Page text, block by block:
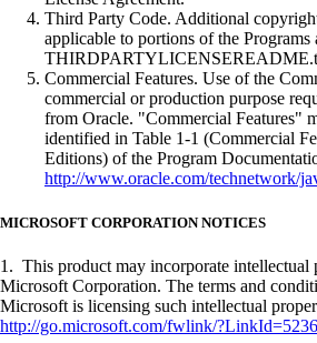
Third Party Code. Additional
applicable to portions of the Programs
Commercial Features. Use of the
commercial or production purpose
from Oracle. "Commercial Features"
identified in Table 1-1 (Commercial
Editions) of the Program
http://www.oracle.com/technetwork/
MICROSOFT CORPORATION NOTICES
1. This product may incorporate intellectual
Microsoft Corporation. The terms and
Microsoft is licensing such intellectual
http://go.microsoft.com/fwlink/